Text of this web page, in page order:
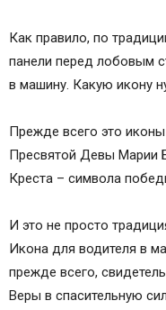
Как правило, по
панели перед лобовым
в машину. Какую икону
Прежде всего это
Пресвятой Девы Марии
Креста – символа
И это не просто
Икона для водителя в
прежде всего,
Веры в спасительную